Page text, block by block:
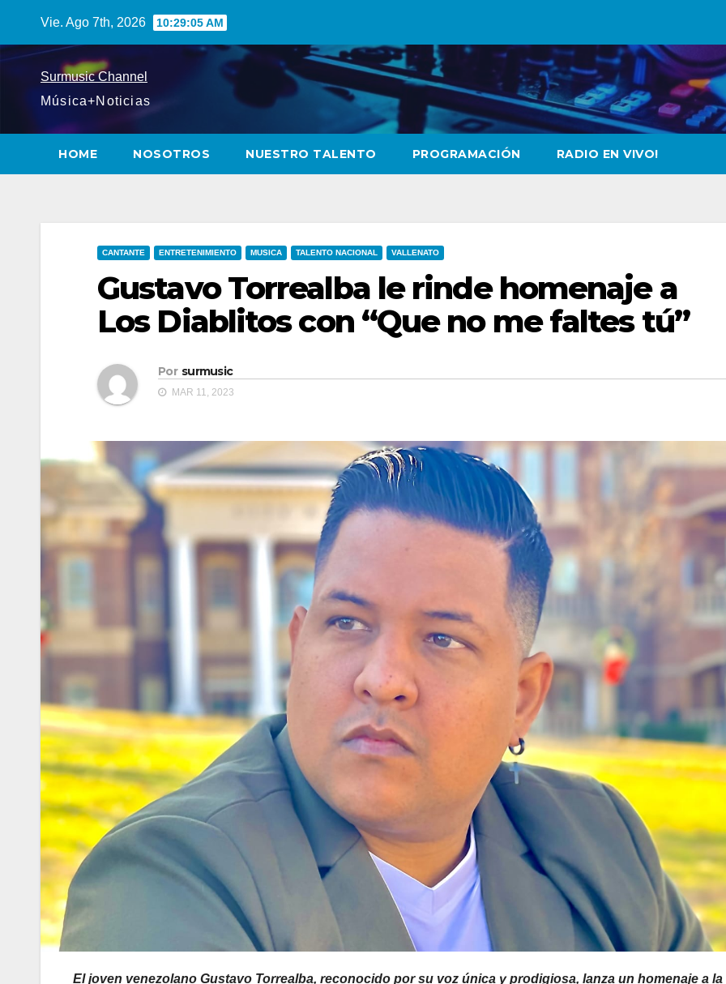
contenido
Vie. Ago 7th, 2026 10:29:06 AM
Surmusic Channel
Música+Noticias
HOME NOSOTROS NUESTRO TALENTO PROGRAMACIÓN RADIO EN VIVO!
CANTANTE ENTRETENIMIENTO MUSICA TALENTO NACIONAL VALLENATO
Gustavo Torrealba le rinde homenaje a
Los Diablitos con “Que no me faltes tú”
Por surmusic
MAR 11, 2023
El joven venezolano Gustavo Torrealba, reconocido por su voz única y prodigiosa, lanza un homenaje a la